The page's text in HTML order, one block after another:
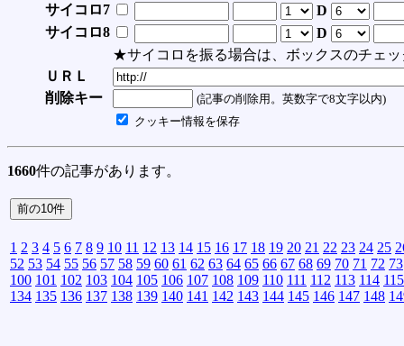
サイコロ7
D
サイコロ8
D
★サイコロを振る場合は、ボックスのチェッ
ＵＲＬ
削除キー
(記事の削除用。英数字で8文字以内)
クッキー情報を保存
1660件の記事があります。
1 2 3 4 5 6 7 8 9 10 11 12 13 14 15 16 17 18 19 20 21 22 23 24 25
52 53 54 55 56 57 58 59 60 61 62 63 64 65 66 67 68 69 70 71 72 73
100 101 102 103 104 105 106 107 108 109 110 111 112 113 114 115
134 135 136 137 138 139 140 141 142 143 144 145 146 147 148